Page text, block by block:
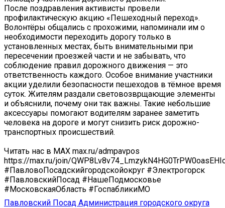
После поздравления активисты провели
профилактическую акцию «Пешеходный переход».
Волонтёры общались с прохожими, напоминали им о
необходимости переходить дорогу только в
установленных местах, быть внимательными при
пересечении проезжей части и не забывать, что
соблюдение правил дорожного движения — это
ответственность каждого. Особое внимание участники
акции уделили безопасности пешеходов в тёмное время
суток. Жителям раздали световозврщающие элементы
и объяснили, почему они так важны. Такие небольшие
аксессуары помогают водителям заранее заметить
человека на дороге и могут снизить риск дорожно-
транспортных происшествий.
Читать нас в MAX max.ru/admpavpos
https://max.ru/join/
#ПавловоПосадскийгородскойокруг #Электрогорск
#ПавловскийПосад #НашеПодмосковье
#МосковскаяОбласть #ГоспабликиМО
Павловский Посад Администрация городского округа